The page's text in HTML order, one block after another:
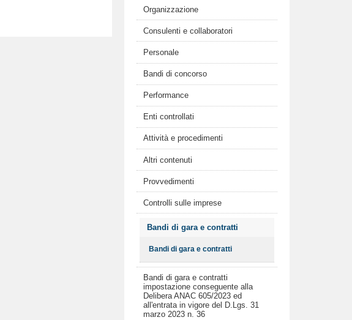
Organizzazione
Consulenti e collaboratori
Personale
Bandi di concorso
Performance
Enti controllati
Attività e procedimenti
Altri contenuti
Provvedimenti
Controlli sulle imprese
Bandi di gara e contratti
Bandi di gara e contratti
Bandi di gara e contratti
impostazione conseguente alla
Delibera ANAC 605/2023 ed
all'entrata in vigore del D.Lgs. 31
marzo 2023 n. 36